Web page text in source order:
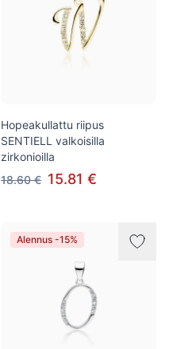
Hopeakullattu riipus
SENTIELL valkoisilla
zirkonioilla
18.60 € 15.81 €
Alennus -15%